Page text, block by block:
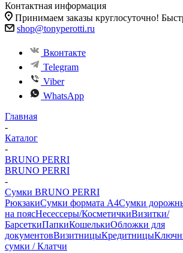
Контактная информация
Принимаем заказы круглосуточно!
shop@tonyperotti.ru
Вконтакте
Telegram
Viber
WhatsApp
Главная
-
Каталог
-
BRUNO PERRI
BRUNO PERRI
-
Сумки BRUNO PERRI
РюкзакиСумки формата А4Сумки
на поясНесессеры/КосметичкиВизитки/
БарсеткиПапкиКошелькиОбложки для
документовВизитницыКредитницы
сумки / Клатчи